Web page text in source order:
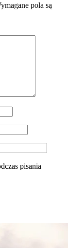
pola są
pisania